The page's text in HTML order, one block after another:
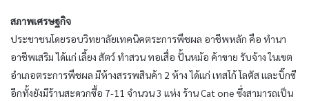
สภาพเศรษฐกิจ
ประชาชนโดยรอบวิทยาลัยเทคนิคตระการพืชผล อาชีพหลัก คือ ทำนา
อาชีพเสริม ได้แก่ เลี้ยง สัตว์ ทำสวน ทอเสื่อ ปั้นหม้อ ค้าขาย รับจ้าง ในเขต
อำเภอตระการพืชผล มีห้างสรรพสินค้า 2 ห้าง ได้แก่ เทสโก้ โลตัส และบิ๊กซี
อีกทั้งยังมีร้านสะดวกซื้อ 7-11 จำนวน 3 แห่ง ร้าน Cat one ซึ่งสามารถเป็น